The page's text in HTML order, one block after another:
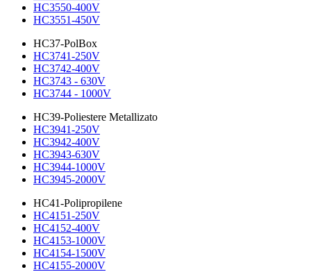
HC3550-400V
HC3551-450V
HC37-PolBox
HC3741-250V
HC3742-400V
HC3743 - 630V
HC3744 - 1000V
HC39-Poliestere Metallizato
HC3941-250V
HC3942-400V
HC3943-630V
HC3944-1000V
HC3945-2000V
HC41-Polipropilene
HC4151-250V
HC4152-400V
HC4153-1000V
HC4154-1500V
HC4155-2000V